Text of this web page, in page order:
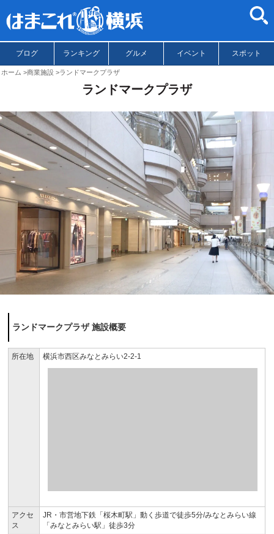
ブログ ランキング グルメ イベント スポット
ホーム 商業施設 ランドマークプラザ
ランドマークプラザ
ランドマークプラザ 施設概要
所在地 横浜市西区みなとみらい2-2-1
アクセ
ス
JR・市営地下鉄「桜木町駅」動く歩道で徒歩5分/みなとみらい線
「みなとみらい駅」徒歩3分